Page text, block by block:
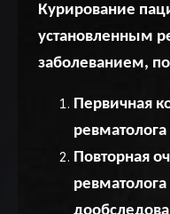
Курирование
установленным
заболеванием,
Первичная
ревматолога
Повторная
ревматолога